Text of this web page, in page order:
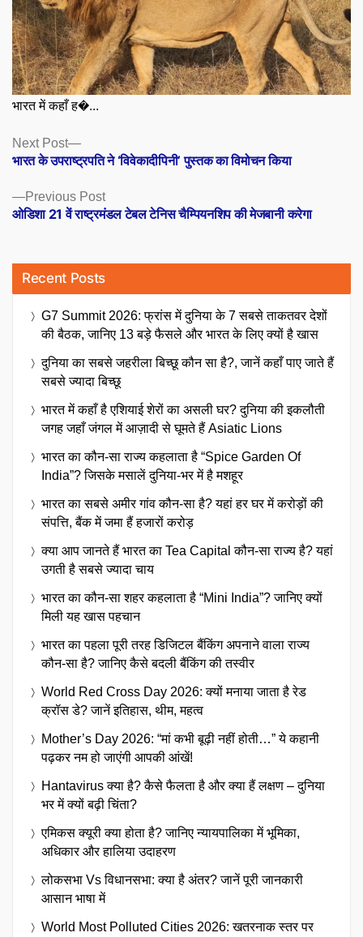
भारत में कहाँ ह�...
Posts
navigation
Previous PostPrevious
post:
ओडिशा 21 वें राष्ट्रमंडल टेबल टेनिस चैम्पियनशिप की मेजबानी करेगा
Next Post
Next
post:
भारत के उपराष्ट्रपति ने ‘विवेकादीपिनी’ पुस्तक का विमोचन किया
Recent Posts
G7 Summit 2026: फ्रांस में दुनिया के 7 सबसे ताकतवर देशों
की बैठक, जानिए 13 बड़े फैसले और भारत के लिए क्यों है खास
दुनिया का सबसे जहरीला बिच्छू कौन सा है?, जानें कहाँ पाए जाते हैं
सबसे ज्यादा बिच्छू
भारत में कहाँ है एशियाई शेरों का असली घर? दुनिया की इकलौती
जगह जहाँ जंगल में आज़ादी से घूमते हैं Asiatic Lions
भारत का कौन-सा राज्य कहलाता है “Spice Garden Of
India”? जिसके मसालें दुनिया-भर में है मशहूर
भारत का सबसे अमीर गांव कौन-सा है? यहां हर घर में करोड़ों की
संपत्ति, बैंक में जमा हैं हजारों करोड़
क्या आप जानते हैं भारत का Tea Capital कौन-सा राज्य है? यहां
उगती है सबसे ज्यादा चाय
भारत का कौन-सा शहर कहलाता है “Mini India”? जानिए क्यों
मिली यह खास पहचान
भारत का पहला पूरी तरह डिजिटल बैंकिंग अपनाने वाला राज्य
कौन-सा है? जानिए कैसे बदली बैंकिंग की तस्वीर
World Red Cross Day 2026: क्यों मनाया जाता है रेड
क्रॉस डे? जानें इतिहास, थीम, महत्व
Mother’s Day 2026: “मां कभी बूढ़ी नहीं होती…” ये कहानी
पढ़कर नम हो जाएंगी आपकी आंखें!
Hantavirus क्या है? कैसे फैलता है और क्या हैं लक्षण – दुनिया
भर में क्यों बढ़ी चिंता?
एमिकस क्यूरी क्या होता है? जानिए न्यायपालिका में भूमिका,
अधिकार और हालिया उदाहरण
लोकसभा Vs विधानसभा: क्या है अंतर? जानें पूरी जानकारी
आसान भाषा में
World Most Polluted Cities 2026: खतरनाक स्तर पर